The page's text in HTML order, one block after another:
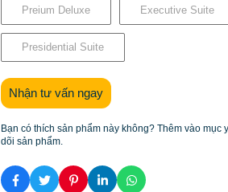
Preium Deluxe Executive Suite
Presidential Suite
Nhận tư vấn ngay
Bạn có thích sản phẩm này không? Thêm vào mục
dõi sản phẩm.